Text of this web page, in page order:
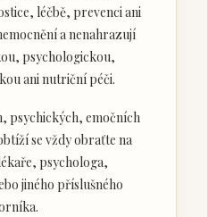
léčbě, prevenci ani
a nenahrazují
psychologickou,
ani nutriční péči.
psychických, emočních
se vždy obraťte na
psychologa,
jiného příslušného